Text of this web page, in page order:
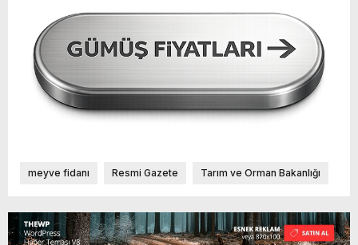
meyve fidanı Resmi Gazete Tarım ve Orman Bakanlığı